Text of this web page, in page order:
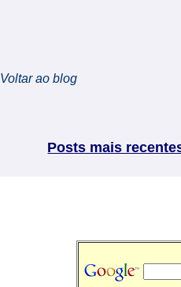
Voltar ao blog
Posts mais